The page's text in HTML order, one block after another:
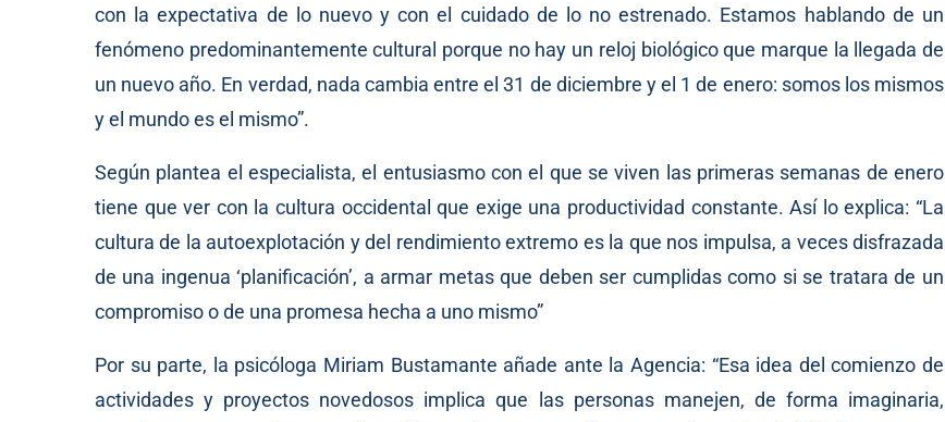
con la expectativa de lo nuevo y con el cuidado de lo no estrenado. Estamos hablando de un
fenómeno predominantemente cultural porque no hay un reloj biológico que marque la llegada de
un nuevo año. En verdad, nada cambia entre el 31 de diciembre y el 1 de enero: somos los mismos
y el mundo es el mismo”.
Según plantea el especialista, el entusiasmo con el que se viven las primeras semanas de enero
tiene que ver con la cultura occidental que exige una productividad constante. Así lo explica: “La
cultura de la autoexplotación y del rendimiento extremo es la que nos impulsa, a veces disfrazada
de una ingenua ‘planificación’, a armar metas que deben ser cumplidas como si se tratara de un
compromiso o de una promesa hecha a uno mismo”
Por su parte, la psicóloga Miriam Bustamante añade ante la Agencia: “Esa idea del comienzo de
actividades y proyectos novedosos implica que las personas manejen, de forma imaginaria,